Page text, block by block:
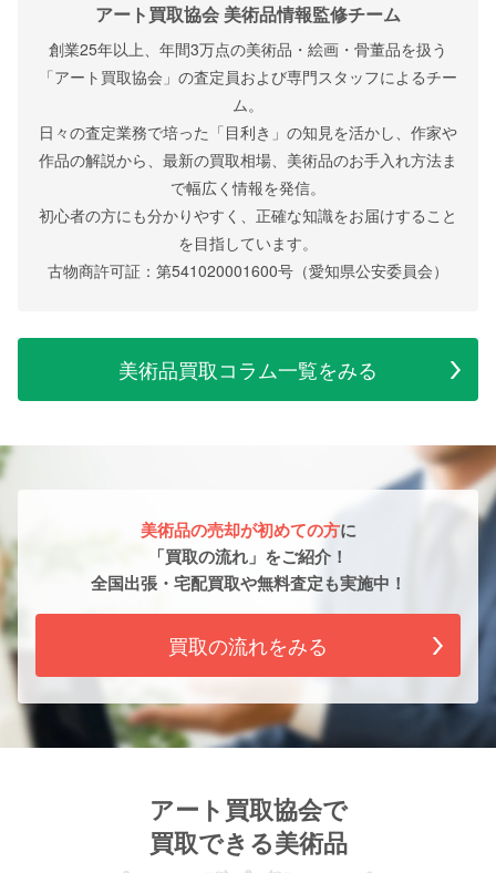
アート買取協会 美術品情報監修チーム
創業25年以上、年間3万点の美術品・絵画・骨董品を扱う
「アート買取協会」の査定員および専門スタッフによるチー
ム。
日々の査定業務で培った「目利き」の知見を活かし、作家や
作品の解説から、最新の買取相場、美術品のお手入れ方法ま
で幅広く情報を発信。
初心者の方にも分かりやすく、正確な知識をお届けすること
を目指しています。
古物商許可証：第541020001600号（愛知県公安委員会）
美術品買取コラム一覧をみる
美術品の売却が初めての方に
「買取の流れ」をご紹介！
全国出張・宅配買取や無料査定も実施中！
買取の流れをみる
アート買取協会で
買取できる美術品